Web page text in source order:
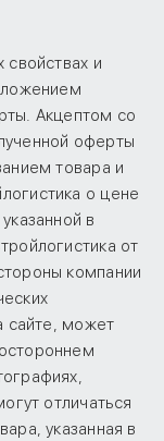
свойствах и
Акцептом со
оферты
товара и
о цене
в
от
компании
сайте, может
отличаться
указанная в